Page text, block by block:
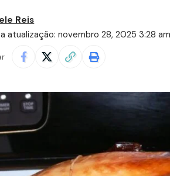
atualização: novembro 28, 2025 3:28 am
Reis